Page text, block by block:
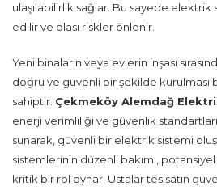
ulaşılabilirlik sağlar. Bu sayede elektrik
edilir ve olası riskler önlenir.
Yeni binaların veya evlerin inşası
doğru ve güvenli bir şekilde kurulması
sahiptir. Çekmeköy Alemdağ
enerji verimliliği ve güvenlik
sunarak, güvenli bir elektrik sistemi
sistemlerinin düzenli bakımı,
kritik bir rol oynar. Ustalar tesisatın